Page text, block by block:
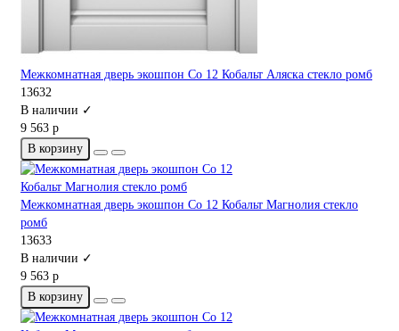
Межкомнатная дверь экошпон Co 12 Кобальт Аляска стекло ромб
13632
В наличии ✓
9 563 р
В корзину
Межкомнатная дверь экошпон Co 12 Кобальт Магнолия стекло
ромб
13633
В наличии ✓
9 563 р
В корзину